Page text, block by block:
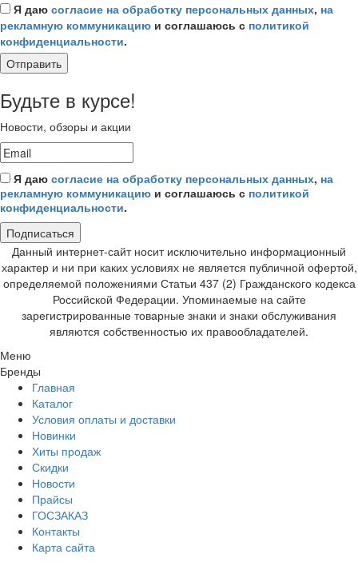
Я даю согласие на обработку персональных данных, на
рекламную коммуникацию и соглашаюсь с политикой
конфиденциальности.
Отправить
Будьте в курсе!
Новости, обзоры и акции
Я даю согласие на обработку персональных данных, на
рекламную коммуникацию и соглашаюсь с политикой
конфиденциальности.
Подписаться
Данный интернет-сайт носит исключительно информационный
характер и ни при каких условиях не является публичной офертой,
определяемой положениями Статьи 437 (2) Гражданского кодекса
Российской Федерации. Упоминаемые на сайте
зарегистрированные товарные знаки и знаки обслуживания
являются собственностью их правообладателей.
Меню
Бренды
Главная
Каталог
Условия оплаты и доставки
Новинки
Хиты продаж
Скидки
Новости
Прайсы
ГОСЗАКАЗ
Контакты
Карта сайта